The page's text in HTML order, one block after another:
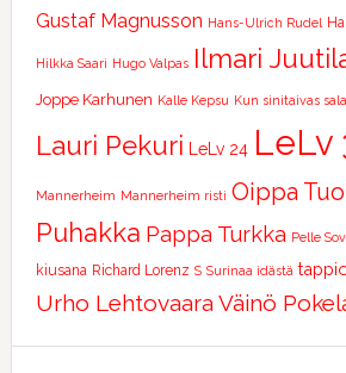
Gustaf Magnusson Hans-Ulrich Rudel
Hilkka Saari Hugo Valpas Ilmari
Joppe Karhunen Kalle Kepsu Kun sinitaivas
Lauri Pekuri LeLv 24 LeLv
Mannerheim Mannerheim risti Oippa
Puhakka Pappa Turkka Pelle
kiusana Richard Lorenz S Surinaa idästä
Urho Lehtovaara Väinö